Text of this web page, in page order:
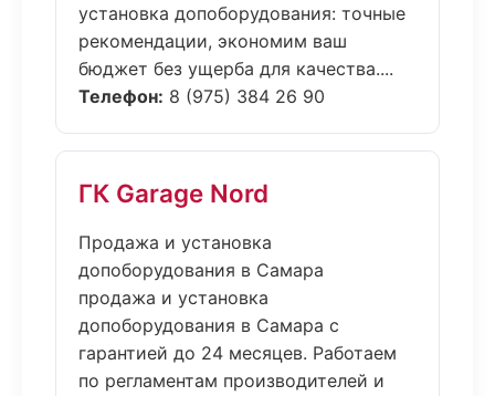
установка допоборудования: точные
рекомендации, экономим ваш
бюджет без ущерба для качества....
Телефон: 8 (975) 384 26 90
ГК Garage Nord
Продажа и установка
допоборудования в Самара
продажа и установка
допоборудования в Самара с
гарантией до 24 месяцев. Работаем
по регламентам производителей и